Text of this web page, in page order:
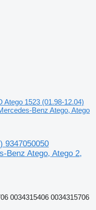
Atego 1523 (01.98-12.04)
Benz Atego, Atego
9347050050
Benz Atego, Atego 2,
0034315406 0034315706